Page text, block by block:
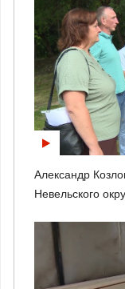
Александр
Невельского